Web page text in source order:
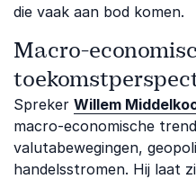
die vaak aan bod komen.
Macro-
Spreker Willem
macro-economische
valutabewegingen,
handelsstromen. Hij laat